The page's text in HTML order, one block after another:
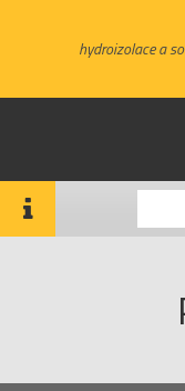
hydroizolace a